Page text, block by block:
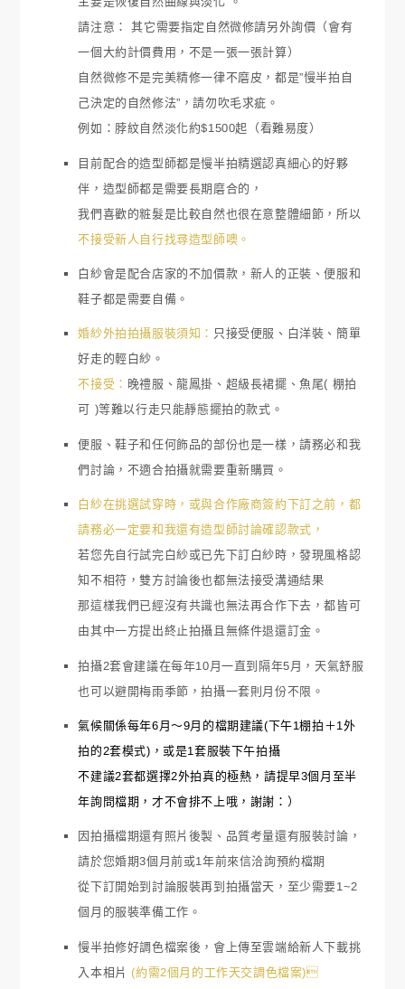
請注意： 其它需要指定自然微修請另外詢價（會有
一個大約計價費用，不是一張一張計算）
自然微修不是完美精修一律不磨皮，都是”慢半拍自
己決定的自然修法”，請勿吹毛求疵。
例如：脖紋自然淡化約$1500起（看難易度）
目前配合的造型師都是慢半拍精選認真細心的好夥
伴，造型師都是需要長期磨合的，
我們喜歡的粧髮是比較自然也很在意整體細節，所以
不接受新人自行找尋造型師噢。
白紗會是配合店家的不加價款，新人的正裝、便服和
鞋子都是需要自備。
婚紗外拍拍攝服裝須知： 只接受便服、白洋裝、簡單
好走的輕白紗。
不接受： 晚禮服、龍鳳掛、超級長裙擺、魚尾( 棚拍
可 )等難以行走只能靜態擺拍的款式。
便服、鞋子和任何飾品的部份也是一樣，請務必和我
們討論，不適合拍攝就需要重新購買。
白紗在挑選試穿時，或與合作廠商簽約下訂之前，都
請務必一定要和我還有造型師討論確認款式，
若您先自行試完白紗或已先下訂白紗時，發現風格認
知不相符，雙方討論後也都無法接受溝通結果
那這樣我們已經沒有共識也無法再合作下去，都皆可
由其中一方提出終止拍攝且無條件退還訂金。
拍攝2套會建議在每年10月一直到隔年5月，天氣舒服
也可以避開梅雨季節，拍攝一套則月份不限。
氣候關係每年6月～9月的檔期建議(下午1棚拍＋1外
拍的2套模式)，或是1套服裝下午拍攝
不建議2套都選擇2外拍真的極熱，請提早3個月至半
年詢問檔期，才不會排不上哦，謝謝：）
因拍攝檔期還有照片後製、品質考量還有服裝討論，
請於您婚期3個月前或1年前來信洽詢預約檔期
從下訂開始到討論服裝再到拍攝當天，至少需要1~2
個月的服裝準備工作。
慢半拍修好調色檔案後，會上傳至雲端給新人下載挑
入本相片 (約需2個月的工作天交調色檔案)